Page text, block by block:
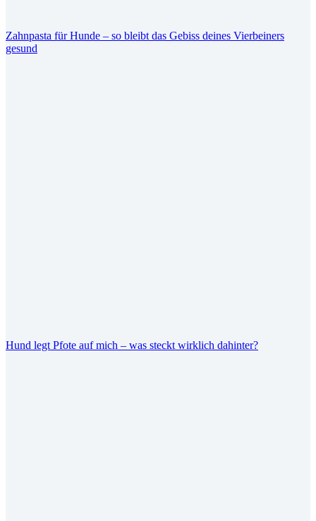
Zahnpasta für Hunde – so bleibt das Gebiss deines Vierbeiners
gesund
Hund legt Pfote auf mich – was steckt wirklich dahinter?